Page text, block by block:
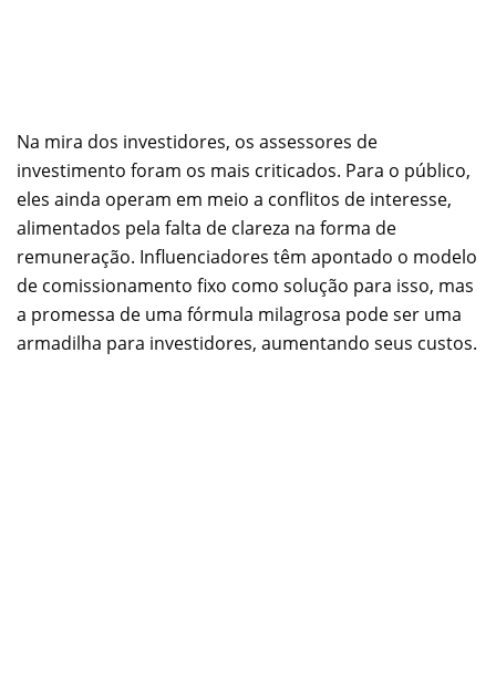
Na mira dos investidores, os assessores de
investimento foram os mais criticados. Para o público,
eles ainda operam em meio a conflitos de interesse,
alimentados pela falta de clareza na forma de
remuneração. Influenciadores têm apontado o modelo
de comissionamento fixo como solução para isso, mas
a promessa de uma fórmula milagrosa pode ser uma
armadilha para investidores, aumentando seus custos.